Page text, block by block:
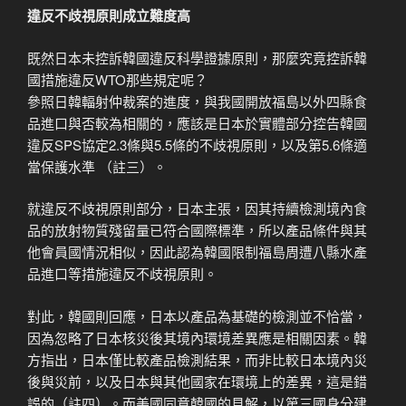
違反不歧視原則成立難度高
既然日本未控訴韓國違反科學證據原則，那麼究竟控訴韓
國措施違反WTO那些規定呢？
參照日韓輻射仲裁案的進度，與我國開放福島以外四縣食
品進口與否較為相關的，應該是日本於實體部分控告韓國
違反SPS協定2.3條與5.5條的不歧視原則，以及第5.6條適
當保護水準 （註三）。
就違反不歧視原則部分，日本主張，因其持續檢測境內食
品的放射物質殘留量已符合國際標準，所以產品條件與其
他會員國情況相似，因此認為韓國限制福島周遭八縣水產
品進口等措施違反不歧視原則。
對此，韓國則回應，日本以產品為基礎的檢測並不恰當，
因為忽略了日本核災後其境內環境差異應是相關因素。韓
方指出，日本僅比較產品檢測結果，而非比較日本境內災
後與災前，以及日本與其他國家在環境上的差異，這是錯